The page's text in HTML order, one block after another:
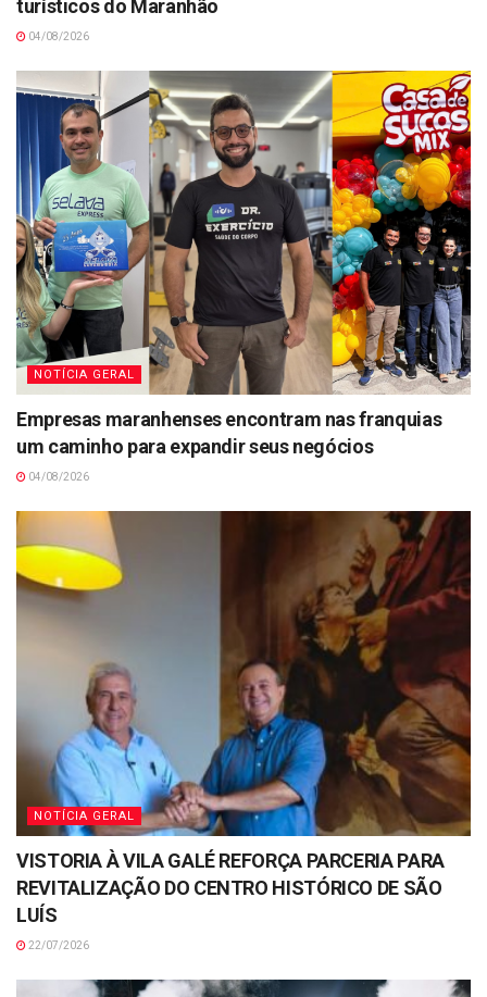
turísticos do Maranhão
04/08/2026
NOTÍCIA GERAL
Empresas maranhenses encontram nas franquias
um caminho para expandir seus negócios
04/08/2026
NOTÍCIA GERAL
VISTORIA À VILA GALÉ REFORÇA PARCERIA PARA
REVITALIZAÇÃO DO CENTRO HISTÓRICO DE SÃO
LUÍS
22/07/2026